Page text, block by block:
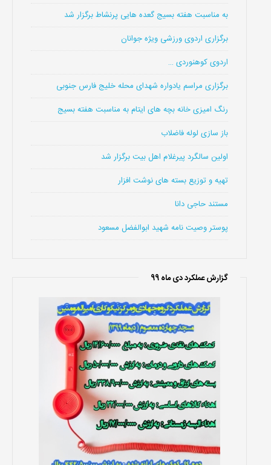
به مناسبت هفته بسیج گعده هایی پرنشاط برگزار شد
برگزاری اردوی ورزشی ویژه جوانان
اردوی کوهنوردی …
برگزاری مراسم یادواره شهدای محله خلیج فارس جنوبی
رنگ امیزی خانه بچه های ایتام به مناسبت هفته بسیج
باز سازی لوله فاضلاب
اولین سالگرد پیرغلام اهل بیت برگزار شد
تهیه و توزیع بسته های نوشت افزار
مستند حاجی دانا
پوستر وصیت نامه شهید ابوالفضل مسعود
گزارش عملکرد دی ماه 99